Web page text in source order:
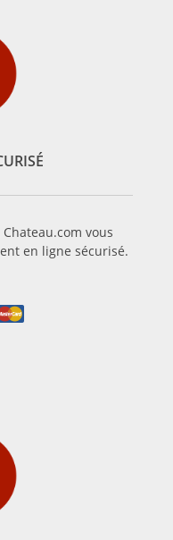
vous
en ligne sécurisé.